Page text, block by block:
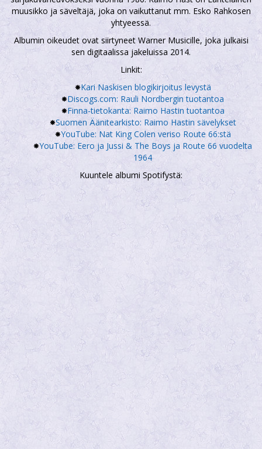
muusikko ja säveltäjä, joka on vaikuttanut mm. Esko Rahkosen
yhtyeessä.
Albumin oikeudet ovat siirtyneet Warner Musicille, joka julkaisi
sen digitaalissa jakeluissa 2014.
Linkit:
Kari Naskisen blogikirjoitus levystä
Discogs.com: Rauli Nordbergin tuotantoa
Finna-tietokanta: Raimo Hastin tuotantoa
Suomen Äänitearkisto: Raimo Hastin sävelykset
YouTube: Nat King Colen veriso Route 66:stä
YouTube: Eero ja Jussi & The Boys ja Route 66 vuodelta
1964
Kuuntele albumi Spotifystä: